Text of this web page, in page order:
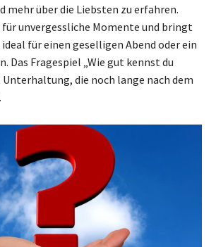
mehr über die Liebsten zu erfahren.
für unvergessliche Momente und bringt
für einen geselligen Abend oder ein
Das Fragespiel „Wie gut kennst du
die noch lange nach dem